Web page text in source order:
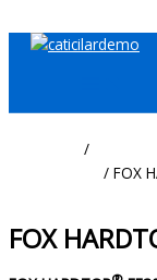
/
/ FOX
FOX